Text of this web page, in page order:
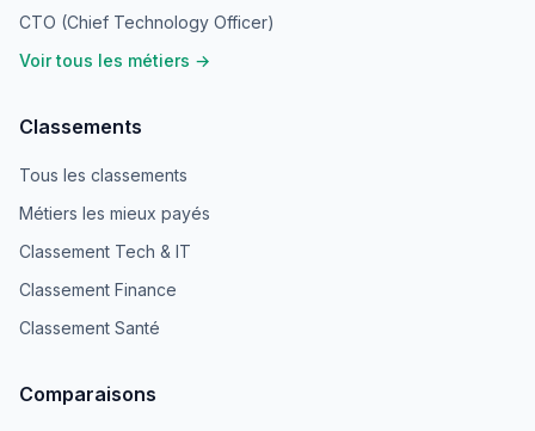
CTO (Chief Technology Officer)
Voir tous les métiers →
Classements
Tous les classements
Métiers les mieux payés
Classement Tech & IT
Classement Finance
Classement Santé
Comparaisons